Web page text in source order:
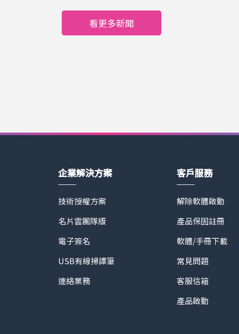
品評估+財產數據報告】(automated
選項，讓放款業者可以運用 A.I. 科技遠
網站：https://www.asteroom.com/
服務的物件，仍以高價位的豪宅為大宗
房需求。各州接連實施居家令、維持社
屋服務，大幅降低美國房仲業者引進
看更多新聞
企業解決方案
技術授權方案
名片雲團隊版
電子簽名
USB有線掃譯筆
連絡業務
客戶服務
解除軟體啟動
產品保固註冊
軟體/手冊下載
常見問題
客服信箱
產品啟動